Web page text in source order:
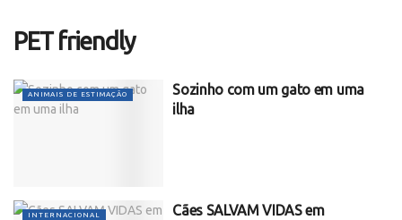
PET friendly
ANIMAIS DE ESTIMAÇÃO
Sozinho com um gato em uma
ilha
INTERNACIONAL
Cães SALVAM VIDAS em